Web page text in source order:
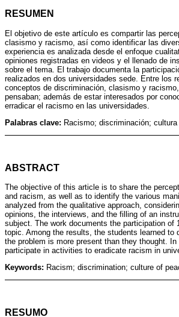
RESUMEN
El objetivo de este artículo es compartir las
clasismo y racismo, así como identificar las
experiencia es analizada desde el enfoque
opiniones registradas en videos y el llenado de
sobre el tema. El trabajo documenta la
realizados en dos universidades sede. Entre los
conceptos de discriminación, clasismo y
pensaban; además de estar interesados por
erradicar el racismo en las universidades.
Palabras clave: Racismo; discriminación;
ABSTRACT
The objective of this article is to share the
and racism, as well as to identify the various
analyzed from the qualitative approach,
opinions, the interviews, and the filling of an
subject. The work documents the participation
topic. Among the results, the students learned
the problem is more present than they thought.
participate in activities to eradicate racism in
Keywords: Racism; discrimination; culture of
RESUMO